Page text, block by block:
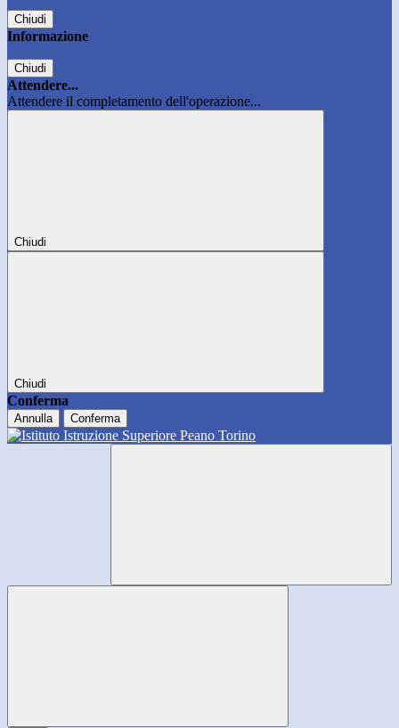
Chiudi
Informazione
Chiudi
Attendere...
Attendere il completamento dell'operazione...
Chiudi
Chiudi
Conferma
Annulla Conferma